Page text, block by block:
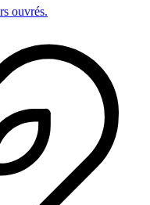
ouvrés.